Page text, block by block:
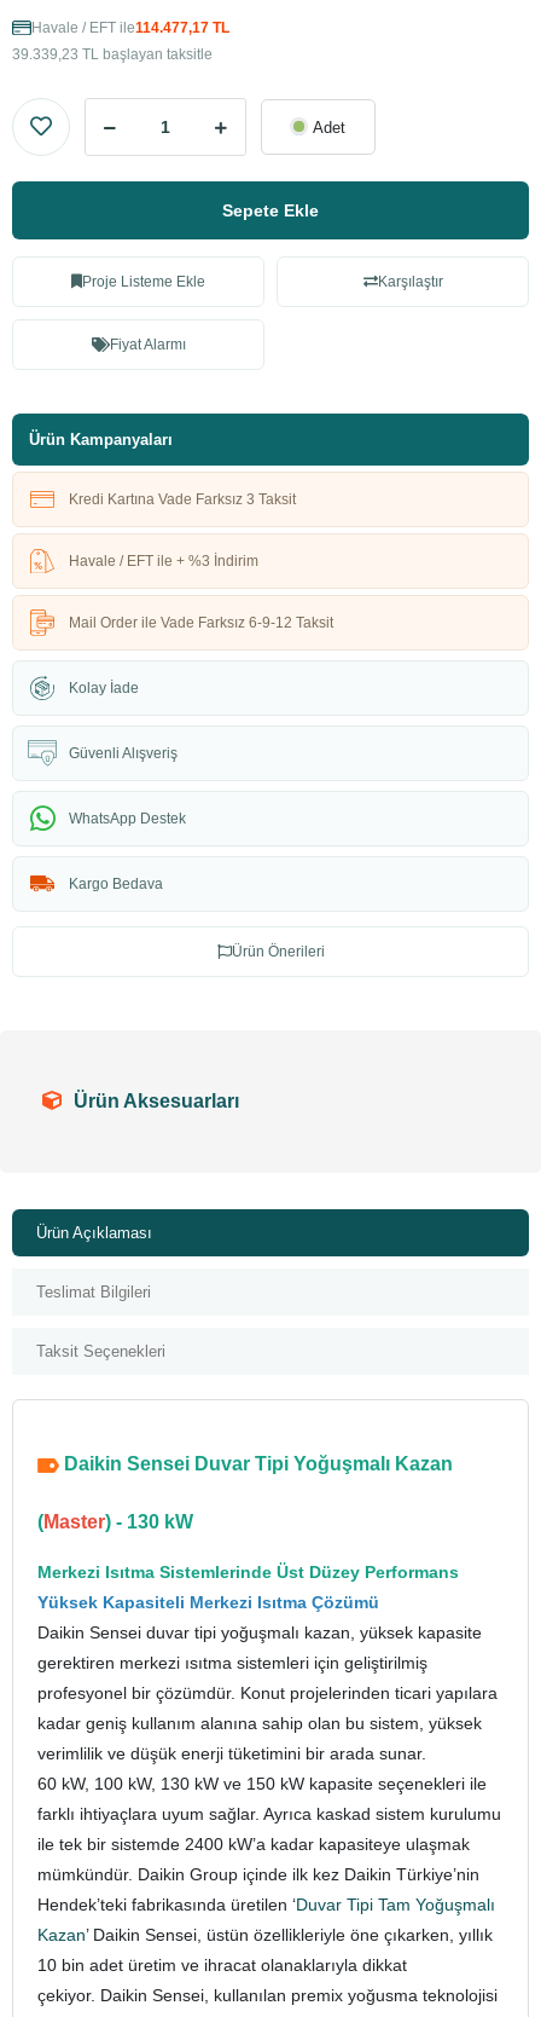
Havale / EFT ile114.477,17 TL
39.339,23 TL başlayan taksitle
Adet
Sepete Ekle
Proje Listeme Ekle Karşılaştır
Fiyat Alarmı
Ürün Kampanyaları
Kredi Kartına Vade Farksız 3 Taksit
Havale / EFT ile + %3 İndirim
Mail Order ile Vade Farksız 6-9-12 Taksit
Kolay İade
Güvenli Alışveriş
WhatsApp Destek
Kargo Bedava
Ürün Önerileri
Ürün Aksesuarları
Ürün Açıklaması
Teslimat Bilgileri
Taksit Seçenekleri
Daikin Sensei Duvar Tipi Yoğuşmalı Kazan
(Master) - 130 kW
Merkezi Isıtma Sistemlerinde Üst Düzey Performans
Yüksek Kapasiteli Merkezi Isıtma Çözümü
Daikin Sensei duvar tipi yoğuşmalı kazan, yüksek kapasite
gerektiren merkezi ısıtma sistemleri için geliştirilmiş
profesyonel bir çözümdür. Konut projelerinden ticari yapılara
kadar geniş kullanım alanına sahip olan bu sistem, yüksek
verimlilik ve düşük enerji tüketimini bir arada sunar.
60 kW, 100 kW, 130 kW ve 150 kW kapasite seçenekleri ile
farklı ihtiyaçlara uyum sağlar. Ayrıca kaskad sistem kurulumu
ile tek bir sistemde 2400 kW’a kadar kapasiteye ulaşmak
mümkündür. Daikin Group içinde ilk kez Daikin Türkiye’nin
Hendek’teki fabrikasında üretilen ‘Duvar Tipi Tam Yoğuşmalı
Kazan’ Daikin Sensei, üstün özellikleriyle öne çıkarken, yıllık
10 bin adet üretim ve ihracat olanaklarıyla dikkat
çekiyor. Daikin Sensei, kullanılan premix yoğusma teknolojisi